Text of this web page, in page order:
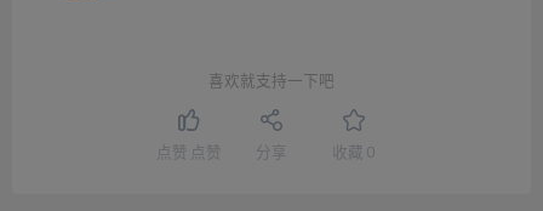
喜欢就支持一下吧
点赞 点赞 分享 收藏 0